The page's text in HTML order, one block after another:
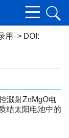
用 > DOI:
溅射ZnMgO电
结太阳电池中的